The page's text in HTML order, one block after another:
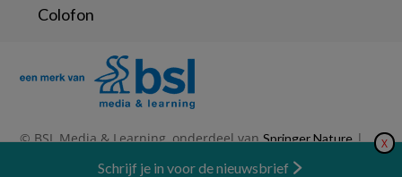
Colofon
© BSL Media & Learning, onderdeel vanSpringer Nature| X
Schrijf je in voor de nieuwsbrief
Nieuwsbrief Abonneren